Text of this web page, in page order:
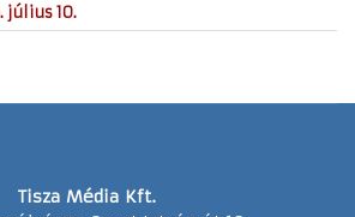
július 10.
Tisza Média Kft.